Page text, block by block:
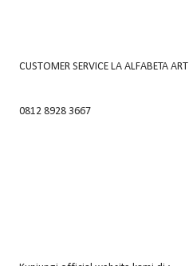
CUSTOMER SERVICE LA ALFABETA ART
0812 8928 3667